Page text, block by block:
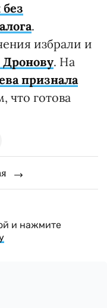
.
избрали и
. На
признала
что готова
и нажмите